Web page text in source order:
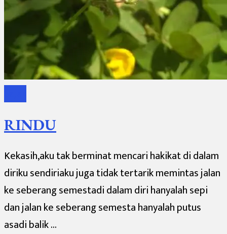
RINDU
Kekasih,aku tak berminat mencari hakikat di dalam
diriku sendiriaku juga tidak tertarik memintas jalan
ke seberang semestadi dalam diri hanyalah sepi
dan jalan ke seberang semesta hanyalah putus
asadi balik …